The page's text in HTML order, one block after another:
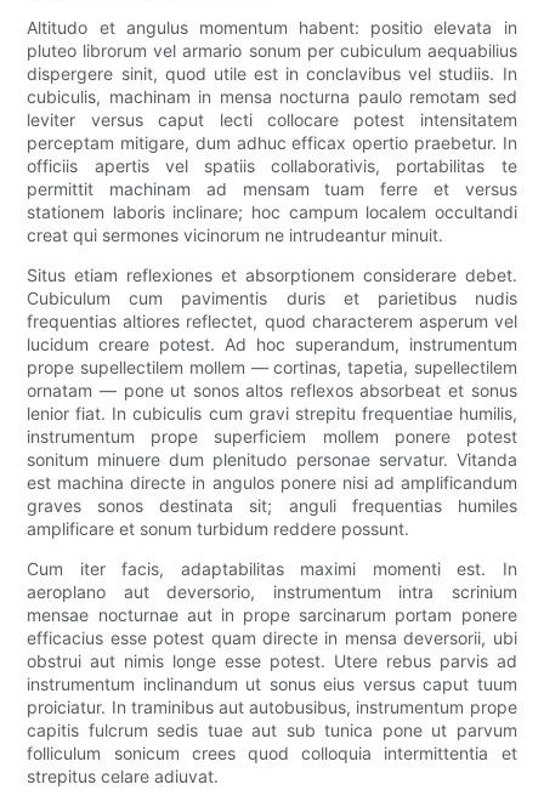
Altitudo et angulus momentum habent: positio elevata in
pluteo librorum vel armario sonum per cubiculum aequabilius
dispergere sinit, quod utile est in conclavibus vel studiis. In
cubiculis, machinam in mensa nocturna paulo remotam sed
leviter versus caput lecti collocare potest intensitatem
perceptam mitigare, dum adhuc efficax opertio praebetur. In
officiis apertis vel spatiis collaborativis, portabilitas te
permittit machinam ad mensam tuam ferre et versus
stationem laboris inclinare; hoc campum localem occultandi
creat qui sermones vicinorum ne intrudeantur minuit.
Situs etiam reflexiones et absorptionem considerare debet.
Cubiculum cum pavimentis duris et parietibus nudis
frequentias altiores reflectet, quod characterem asperum vel
lucidum creare potest. Ad hoc superandum, instrumentum
prope supellectilem mollem — cortinas, tapetia, supellectilem
ornatam — pone ut sonos altos reflexos absorbeat et sonus
lenior fiat. In cubiculis cum gravi strepitu frequentiae humilis,
instrumentum prope superficiem mollem ponere potest
sonitum minuere dum plenitudo personae servatur. Vitanda
est machina directe in angulos ponere nisi ad amplificandum
graves sonos destinata sit; anguli frequentias humiles
amplificare et sonum turbidum reddere possunt.
Cum iter facis, adaptabilitas maximi momenti est. In
aeroplano aut deversorio, instrumentum intra scrinium
mensae nocturnae aut in prope sarcinarum portam ponere
efficacius esse potest quam directe in mensa deversorii, ubi
obstrui aut nimis longe esse potest. Utere rebus parvis ad
instrumentum inclinandum ut sonus eius versus caput tuum
proiciatur. In traminibus aut autobusibus, instrumentum prope
capitis fulcrum sedis tuae aut sub tunica pone ut parvum
folliculum sonicum crees quod colloquia intermittentia et
strepitus celare adiuvat.